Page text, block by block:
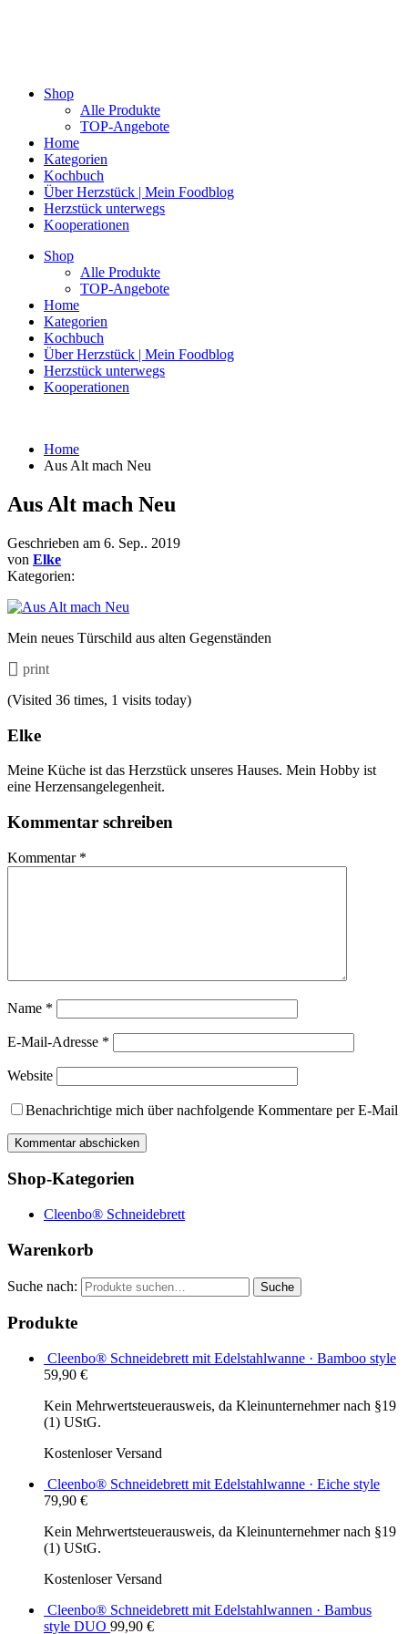
Shop
Alle Produkte
TOP-Angebote
Home
Kategorien
Kochbuch
Über Herzstück | Mein Foodblog
Herzstück unterwegs
Kooperationen
Shop
Alle Produkte
TOP-Angebote
Home
Kategorien
Kochbuch
Über Herzstück | Mein Foodblog
Herzstück unterwegs
Kooperationen
Home
Aus Alt mach Neu
Aus Alt mach Neu
Geschrieben am 6. Sep.. 2019
von Elke
Kategorien:
Mein neues Türschild aus alten Gegenständen
print
(Visited 36 times, 1 visits today)
Elke
Meine Küche ist das Herzstück unseres Hauses. Mein Hobby ist
eine Herzensangelegenheit.
Kommentar schreiben
Kommentar *
Name *
E-Mail-Adresse *
Website
Benachrichtige mich über nachfolgende Kommentare per E-Mail
Shop-Kategorien
Cleenbo® Schneidebrett
Warenkorb
Suche nach: Suche
Produkte
Cleenbo® Schneidebrett mit Edelstahlwanne · Bamboo style
59,90 €
Kein Mehrwertsteuerausweis, da Kleinunternehmer nach §19
(1) UStG.
Kostenloser Versand
Cleenbo® Schneidebrett mit Edelstahlwanne · Eiche style
79,90 €
Kein Mehrwertsteuerausweis, da Kleinunternehmer nach §19
(1) UStG.
Kostenloser Versand
Cleenbo® Schneidebrett mit Edelstahlwannen · Bambus
style DUO 99,90 €